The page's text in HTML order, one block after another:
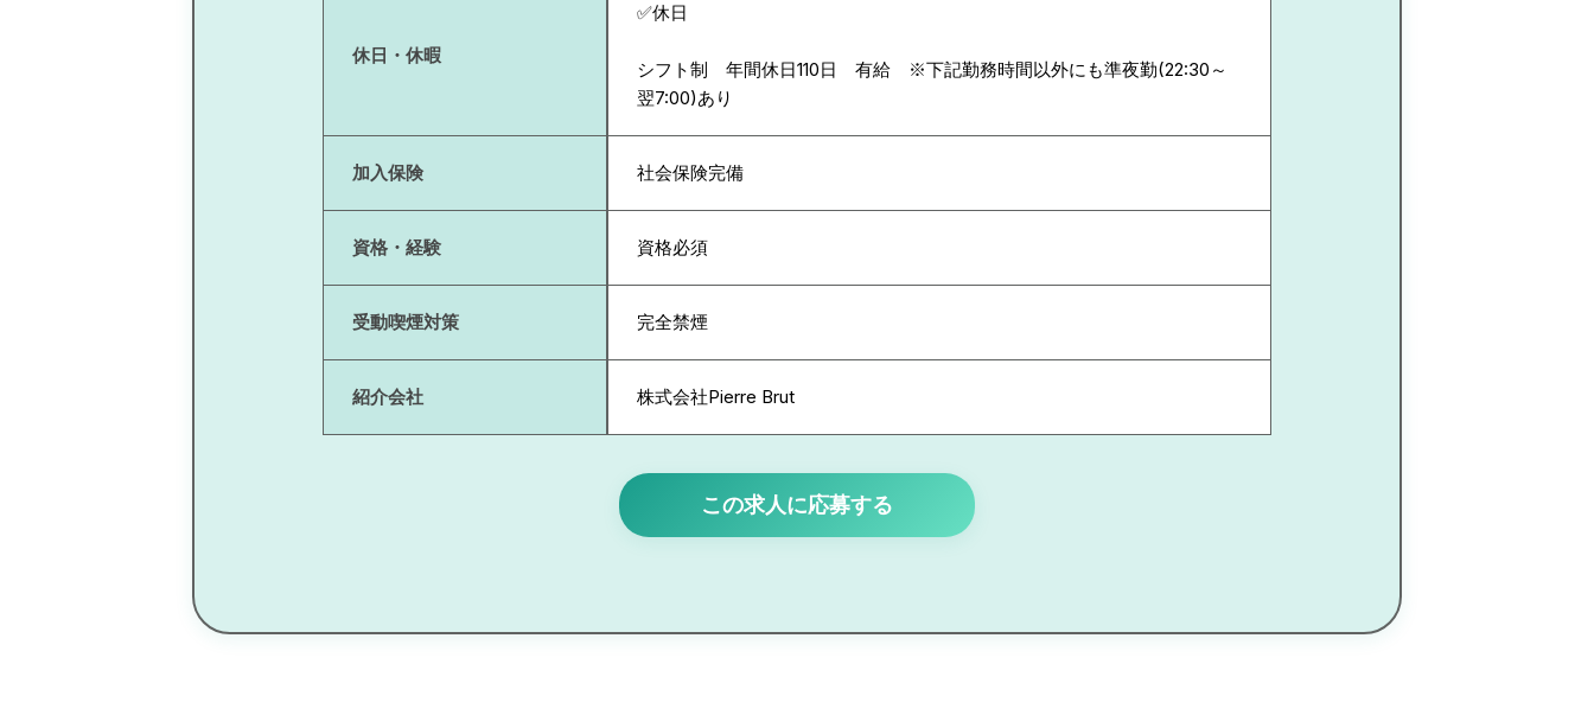
休日・休暇
✅休日
シフト制 年間休日110日 有給 ※下記勤務時間以外にも準夜勤(22:30～
翌7:00)あり
加入保険 社会保険完備
資格・経験 資格必須
受動喫煙対策 完全禁煙
紹介会社 株式会社Pierre Brut
この求人に応募する